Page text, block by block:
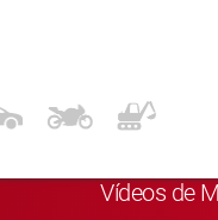
Vídeos de